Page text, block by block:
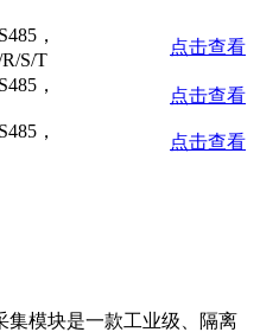
，
S/T
点击查看
，
点击查看
，
点击查看
集模块是一款工业级、隔离